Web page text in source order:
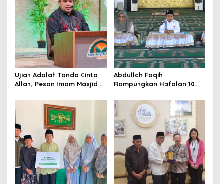
a
t
i
o
n
Ujian Adalah Tanda Cinta
Allah, Pesan Imam Masjid Al
Abdullah Faqih
Rampungkan Hafalan 10
Tahfidz